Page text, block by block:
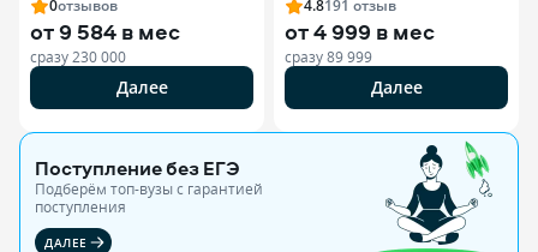
0отзывов
от9 584 в мес
сразу 230 000
Далее
4.8191 отзыв
от4 999 в мес
сразу89 999
Далее
Поступление без ЕГЭ
Подберём топ-вузы c гарантией
поступления
ДАЛЕЕ